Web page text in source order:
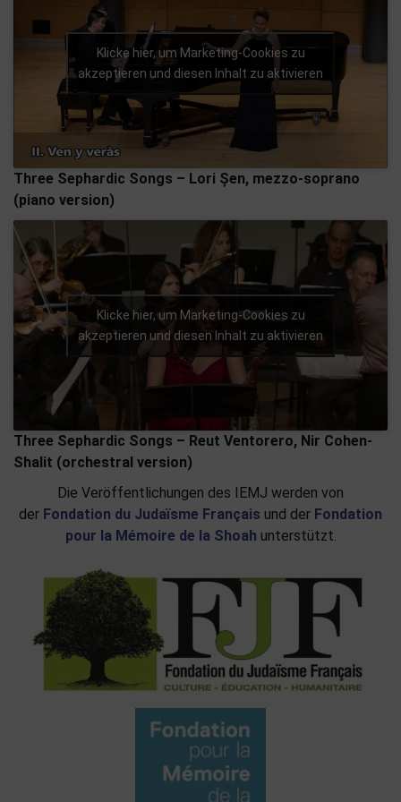
Klicke hier, um Marketing-Cookies zu
akzeptieren und diesen Inhalt zu aktivieren
Three Sephardic Songs – Lori Șen, mezzo-soprano
(piano version)
Klicke hier, um Marketing-Cookies zu
akzeptieren und diesen Inhalt zu aktivieren
Three Sephardic Songs – Reut Ventorero, Nir Cohen-
Shalit (orchestral version)
Die Veröffentlichungen des IEMJ werden von
der Fondation du Judaïsme Français und der Fondation
pour la Mémoire de la Shoah unterstützt.